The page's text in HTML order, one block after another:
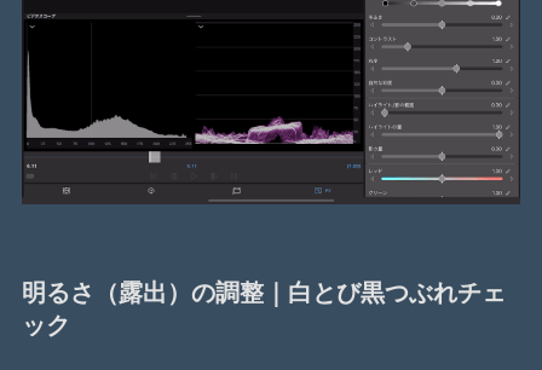
明るさ（露出）の調整｜白とび黒つぶれチェ
ック